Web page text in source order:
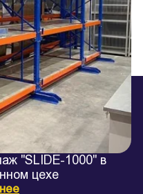
"SLIDE-1000" в
цехе